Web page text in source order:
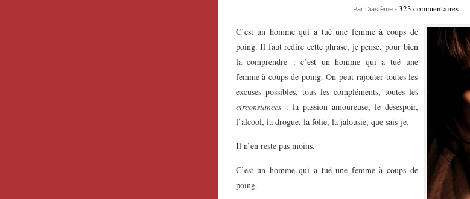
Par Diastème - 323 commentaires
C’est un homme qui a tué une femme à coups de
poing. Il faut redire cette phrase, je pense, pour bien
la comprendre : c’est un homme qui a tué une
femme à coups de poing. On peut rajouter toutes les
excuses possibles, tous les compléments, toutes les
circonstances : la passion amoureuse, le désespoir,
l’alcool, la drogue, la folie, la jalousie, que sais-je.
Il n’en reste pas moins.
C’est un homme qui a tué une femme à coups de
poing.